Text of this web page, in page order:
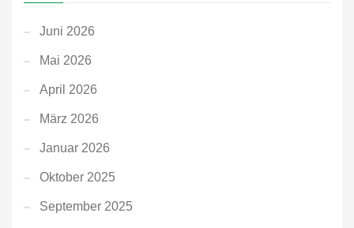
Juni 2026
Mai 2026
April 2026
März 2026
Januar 2026
Oktober 2025
September 2025